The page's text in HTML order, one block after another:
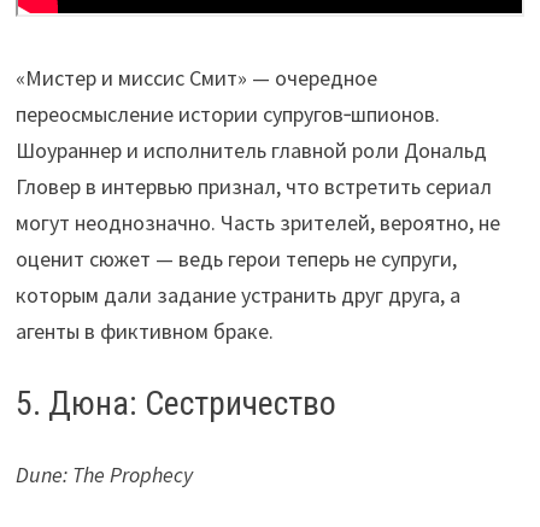
«Мистер и миссис Смит» — очередное
переосмысление истории супругов‑шпионов.
Шоураннер и исполнитель главной роли Дональд
Гловер в интервью признал, что встретить сериал
могут неоднозначно. Часть зрителей, вероятно, не
оценит сюжет — ведь герои теперь не супруги,
которым дали задание устранить друг друга, а
агенты в фиктивном браке.
5. Дюна: Сестричество
Dune: The Prophecy